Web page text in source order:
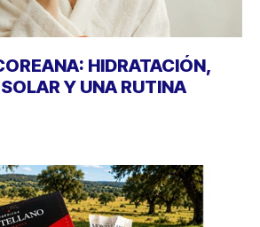
HIDRATACIÓN,
Y UNA RUTINA